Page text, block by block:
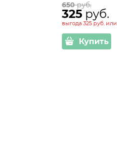
650 руб.
325 руб.
выгода 325 руб. или
Купить